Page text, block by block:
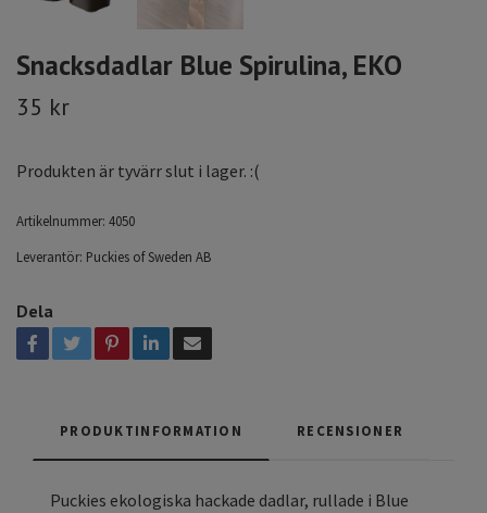
Snacksdadlar Blue Spirulina, EKO
35 kr
Produkten är tyvärr slut i lager. :(
Artikelnummer: 4050
Leverantör: Puckies of Sweden AB
Dela
PRODUKTINFORMATION RECENSIONER
Puckies ekologiska hackade dadlar, rullade i Blue